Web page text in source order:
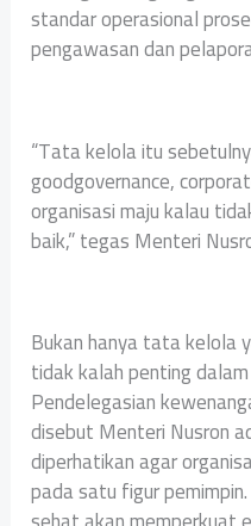
standar operasional
pengawasan dan
“Tata kelola itu
goodgovernance,
organisasi maju kalau
baik,” tegas Menteri
Bukan hanya tata kelola
tidak kalah penting
Pendelegasian
disebut Menteri Nusron
diperhatikan agar
pada satu figur